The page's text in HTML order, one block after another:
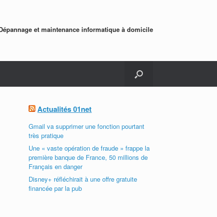
et maintenance informatique à domicile
Actualités 01net
Gmail va supprimer une fonction pourtant
très pratique
Une « vaste opération de fraude » frappe la
première banque de France, 50 millions de
Français en danger
Disney+ réfléchirait à une offre gratuite
financée par la pub